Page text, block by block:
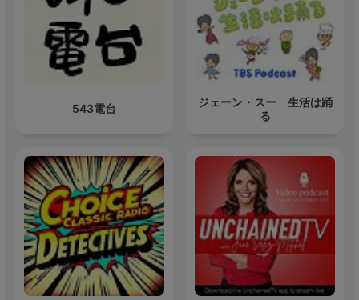
543電台
ジェーン・スー 生活は踊
る